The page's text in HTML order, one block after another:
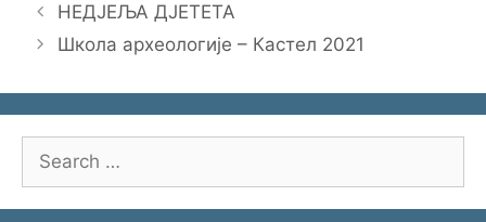
НЕДЈЕЉА ДЈЕТЕТА
Школа археологије – Кастел 2021
Search
for: